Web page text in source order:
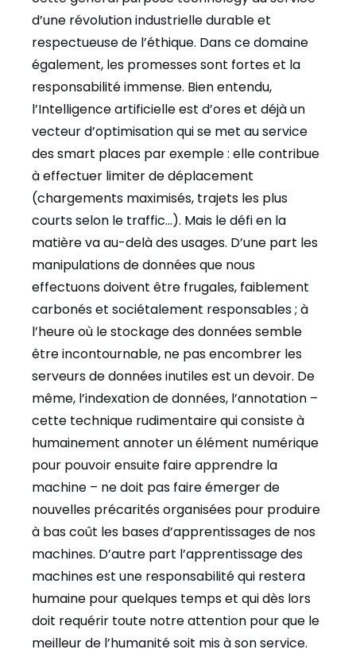
d’une révolution industrielle durable et
respectueuse de l’éthique. Dans ce domaine
également, les promesses sont fortes et la
responsabilité immense. Bien entendu,
l’Intelligence artificielle est d’ores et déjà un
vecteur d’optimisation qui se met au service
des smart places par exemple : elle contribue
à effectuer limiter de déplacement
(chargements maximisés, trajets les plus
courts selon le traffic…). Mais le défi en la
matière va au-delà des usages. D’une part les
manipulations de données que nous
effectuons doivent être frugales, faiblement
carbonés et sociétalement responsables ; à
l’heure où le stockage des données semble
être incontournable, ne pas encombrer les
serveurs de données inutiles est un devoir. De
même, l’indexation de données, l’annotation –
cette technique rudimentaire qui consiste à
humainement annoter un élément numérique
pour pouvoir ensuite faire apprendre la
machine – ne doit pas faire émerger de
nouvelles précarités organisées pour produire
à bas coût les bases d’apprentissages de nos
machines. D’autre part l’apprentissage des
machines est une responsabilité qui restera
humaine pour quelques temps et qui dès lors
doit requérir toute notre attention pour que le
meilleur de l’humanité soit mis à son service.